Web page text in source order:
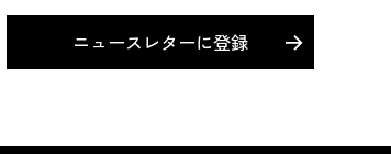
ニュースレターに登録